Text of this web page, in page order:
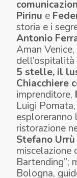
Pirinu e
storia e i
Antonio
Aman
dell’ospitalità
5 stelle, il
Chiacchiere
imprenditore,
Luigi
esploreranno
ristorazione
Stefano Urrù
miscelazione
Bartending”;
Bologna,